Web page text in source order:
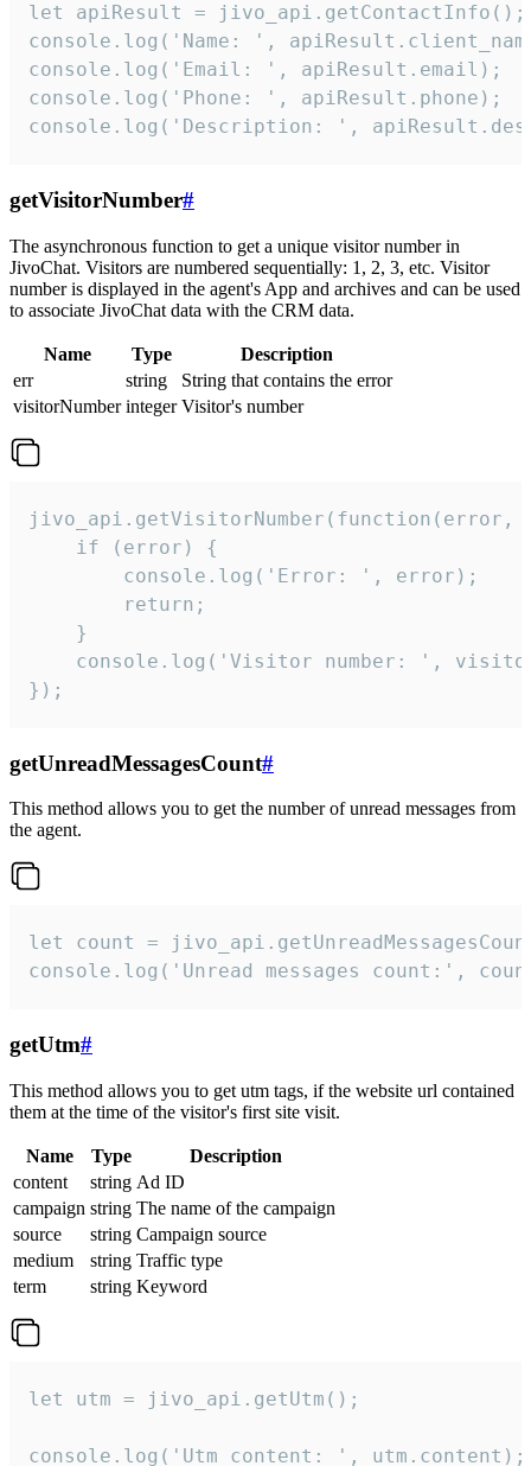
let apiResult = jivo_api.getContactInfo();
console.log('Name: ',
console.log('Email: ', apiResult.email);
console.log('Phone: ', apiResult.phone);
console.log('Description: ',
getVisitorNumber#
The asynchronous function to get a unique visitor number in
JivoChat. Visitors are numbered sequentially: 1, 2, 3, etc. Visitor
number is displayed in the agent's App and archives and can be used
to associate JivoChat data with the CRM data.
Name Type
Description
err
string
String that contains the error
visitorNumber integer Visitor's number
jivo_api.getVisitorNumber(function(error,
    if (error) {
        console.log('Error: ', error);
        return;
    }
console.log('Visitor number: ',
});
getUnreadMessagesCount#
This method allows you to get the number of unread messages from
the agent.
let count =
console.log('Unread messages count:',
getUtm#
This method allows you to get utm tags, if the website url contained
them at the time of the visitor's first site visit.
Name Type
Description
content
string Ad ID
campaign string The name of the campaign
source
string Campaign source
medium
string Traffic type
term
string Keyword
let utm = jivo_api.getUtm();
console.log('Utm content: ', utm.content);